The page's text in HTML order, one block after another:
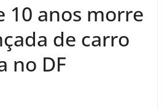
10 anos morre
de carro
no DF